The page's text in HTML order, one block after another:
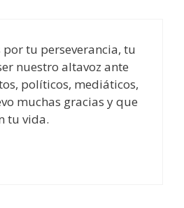
tu perseverancia, tu
nuestro altavoz ante
políticos, mediáticos,
muchas gracias y que
tu vida.